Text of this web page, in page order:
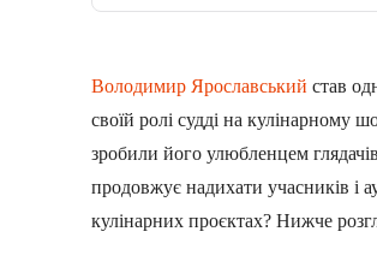
Володимир Ярославський став
своїй ролі судді на кулінарному
зробили його улюбленцем
продовжує надихати учасників
кулінарних проєктах? Нижче